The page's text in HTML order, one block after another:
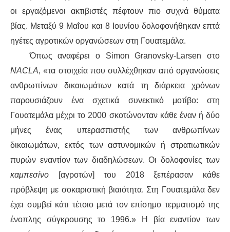
οι εργαζόμενοι ακτιβιστές πέφτουν πιο συχνά θύματα
βίας. Μεταξύ 9 Μαΐου και 8 Ιουνίου δολοφονήθηκαν επτά
ηγέτες αγροτικών οργανώσεων στη Γουατεμάλα.
Όπως αναφέρει ο Simon Granovsky-Larsen στο
NACLA, «τα στοιχεία που συλλέχθηκαν από οργανώσεις
ανθρωπίνων δικαιωμάτων κατά τη διάρκεια χρόνων
παρουσιάζουν ένα σχετικά συνεκτικό μοτίβο: στη
Γουατεμάλα μέχρι το 2000 σκοτώνονταν κάθε έναν ή δύο
μήνες ένας υπερασπιστής των ανθρωπίνων
δικαιωμάτων, εκτός των αστυνομικών ή στρατιωτικών
πυρών εναντίον των διαδηλώσεων. Οι δολοφονίες των
καμπεσίνο [αγροτών] του 2018ξεπέρασαν κάθε
πρόβλεψη με σοκαριστική βιαιότητα. Στη Γουατεμάλα δεν
έχει συμβεί κάτι τέτοιο μετά τονεπίσημο τερματισμότης
ένοπλης σύγκρουσης το 1996.» Η βία εναντίον των